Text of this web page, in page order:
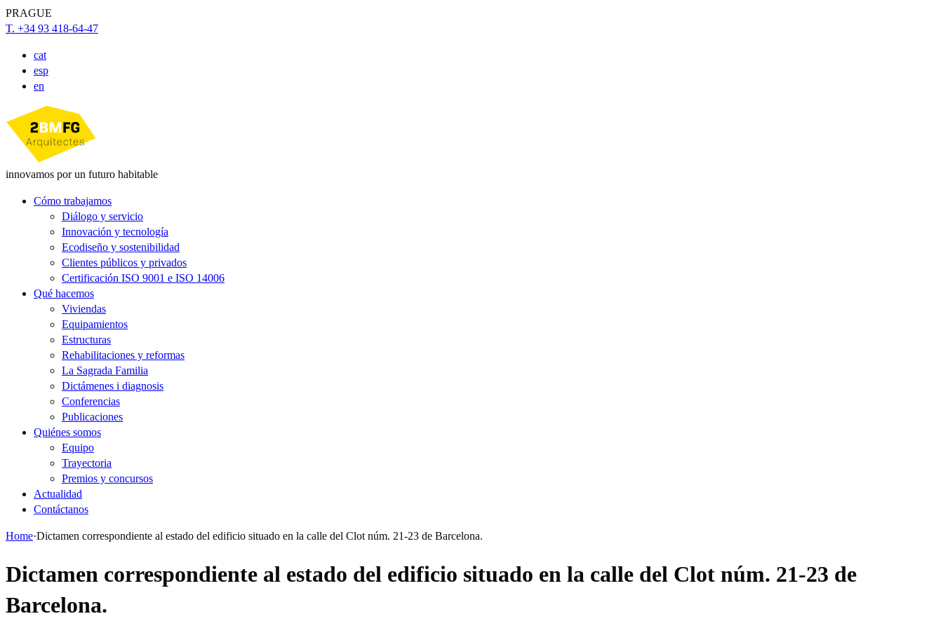
PRAGUE
T. +34 93 418-64-47
cat
esp
en
innovamos por un futuro habitable
Cómo trabajamos
Diálogo y servicio
Innovación y tecnología
Ecodiseño y sostenibilidad
Clientes públicos y privados
Certificación ISO 9001 e ISO 14006
Qué hacemos
Viviendas
Equipamientos
Estructuras
Rehabilitaciones y reformas
La Sagrada Familia
Dictámenes i diagnosis
Conferencias
Publicaciones
Quiénes somos
Equipo
Trayectoria
Premios y concursos
Actualidad
Contáctanos
Home·Dictamen correspondiente al estado del edificio situado en la calle del Clot núm. 21-23 de Barcelona.
Dictamen correspondiente al estado del edificio situado en la calle del Clot núm. 21-23 de
Barcelona.